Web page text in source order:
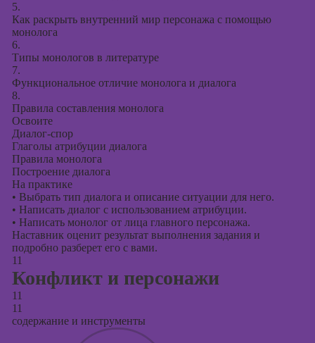
5.
Как раскрыть внутренний мир персонажа с помощью
монолога
6.
Типы монологов в литературе
7.
Функциональное отличие монолога и диалога
8.
Правила составления монолога
Освоите
Диалог-спор
Глаголы атрибуции диалога
Правила монолога
Построение диалога
На практике
• Выбрать тип диалога и описание ситуации для него.
• Написать диалог с использованием атрибуции.
• Написать монолог от лица главного персонажа.
Наставник оценит результат выполнения задания и
подробно разберет его с вами.
11
Конфликт и персонажи
11
11
содержание и инструменты